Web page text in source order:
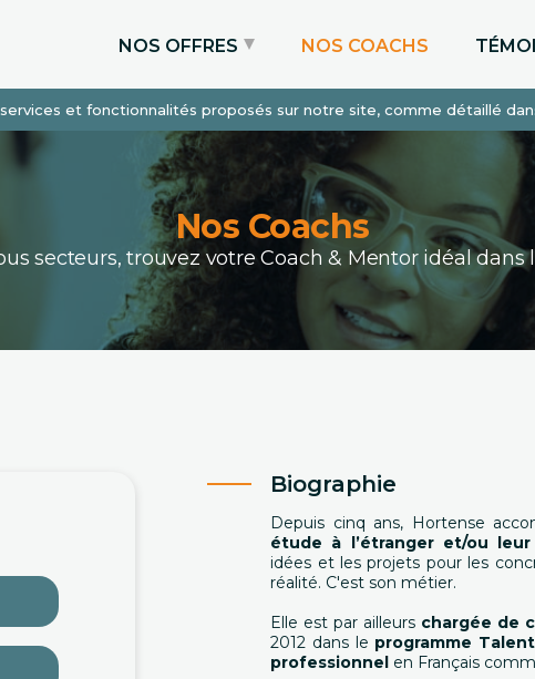
et fonctionnalités proposés sur notre site, comme détaillé
NOS OFFRES
Coaching Express
Coaching Admissions
Coaching Sur-mesure
NOS COACHS
Nos Coachs
secteurs, trouvez votre Coach & Mentor idéal
Biographie
Depuis cinq ans, Hortense
étude à l’étranger et/ou
idées et les projets pour les
réalité. C'est son métier.
Elle est par ailleurs chargée de
2012 dans le programme Talent
professionnel en Français